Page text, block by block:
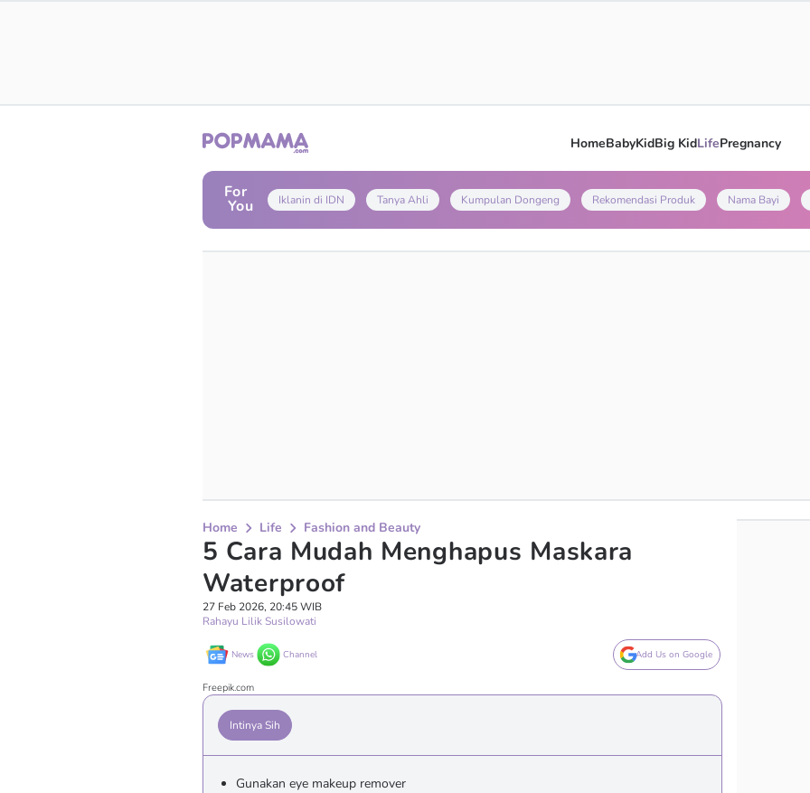
HomeBabyKidBig KidLifePregnancy
For
You Iklanin di IDN Tanya Ahli Kumpulan Dongeng Rekomendasi Produk Nama Bayi
Home Life Fashion and Beauty
5 Cara Mudah Menghapus Maskara
Waterproof
27 Feb 2026, 20:45 WIB
Rahayu Lilik Susilowati
News Channel Add Us on Google
Freepik.com
Intinya Sih
Gunakan eye makeup remover